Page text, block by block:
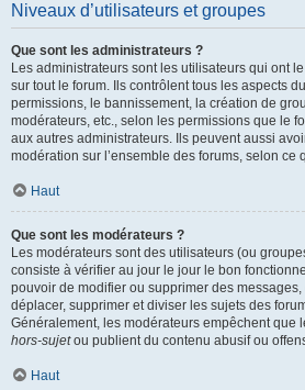
Niveaux d’utilisateurs et groupes
Que sont les administrateurs ?
Les administrateurs sont les utilisateurs qui ont
sur tout le forum. Ils contrôlent tous les aspects
permissions, le bannissement, la création de
modérateurs, etc., selon les permissions que le
aux autres administrateurs. Ils peuvent aussi
modération sur l’ensemble des forums, selon ce
Haut
Que sont les modérateurs ?
Les modérateurs sont des utilisateurs (ou
consiste à vérifier au jour le jour le bon
pouvoir de modifier ou supprimer des
déplacer, supprimer et diviser les sujets des
Généralement, les modérateurs empêchent que
hors-sujetou publient du contenu abusif ou
Haut